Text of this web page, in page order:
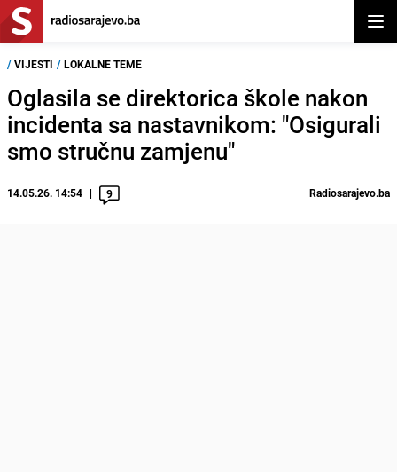
/ VIJESTI / LOKALNE TEME
Oglasila se direktorica škole nakon
incidenta sa nastavnikom: "Osigurali
smo stručnu zamjenu"
14.05.26. 14:54 9 Radiosarajevo.ba